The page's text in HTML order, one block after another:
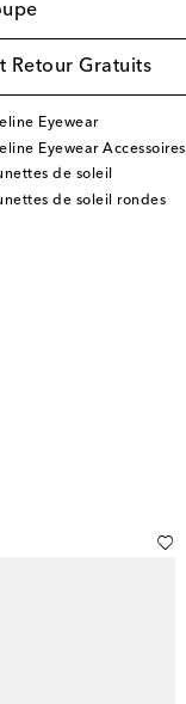
Retour Gratuits
Eyewear
Eyewear Accessoires
de soleil
de soleil rondes